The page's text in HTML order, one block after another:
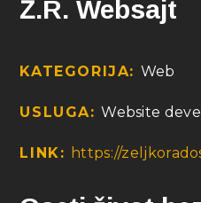
Ž.R. Websajt
KATEGORIJA: Web
USLUGA:Website
LINK: https://